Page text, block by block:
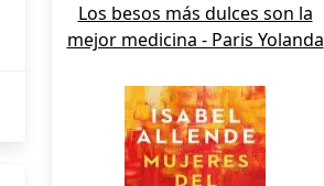
Los besos más dulces son la
mejor medicina - Paris Yolanda